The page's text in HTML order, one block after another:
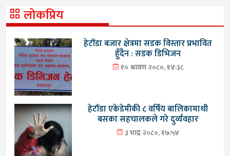
लोकप्रिय
हेटौंडा बजार क्षेत्रमा सडक विस्तार प्रभावित
हुँदैन : सडक डिभिजन
१० श्रावण २०८०, १४:३८
हेटौंडा एकेडेमीकी ८ वर्षिय बालिकामाथी
बसका सहचालकले गरे दुर्व्यवहार
३ भाद्र २०८०, १७:५४